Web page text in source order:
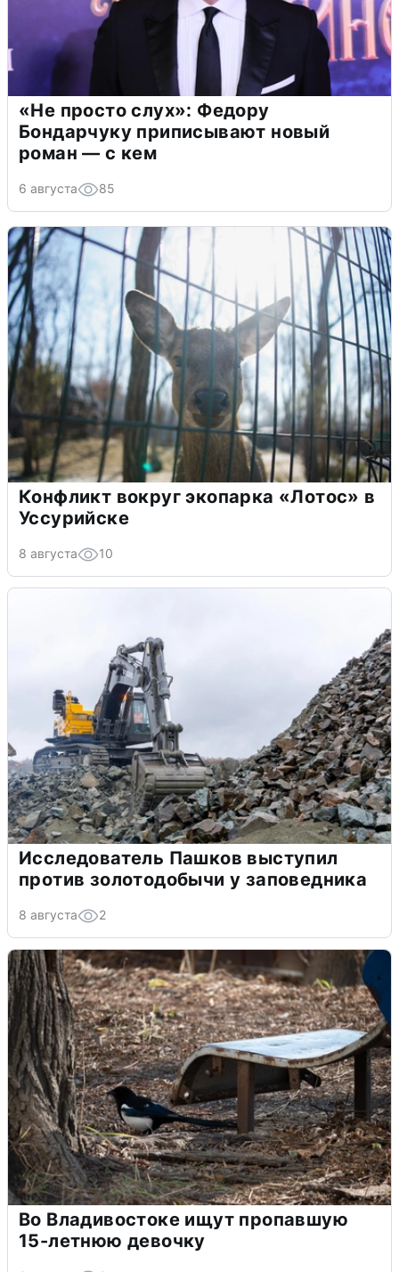
«Не просто слух»: Федору
Бондарчуку приписывают новый
роман — с кем
6 августа 85
Конфликт вокруг экопарка «Лотос» в
Уссурийске
8 августа 10
Исследователь Пашков выступил
против золотодобычи у заповедника
8 августа 2
Во Владивостоке ищут пропавшую
15-летнюю девочку